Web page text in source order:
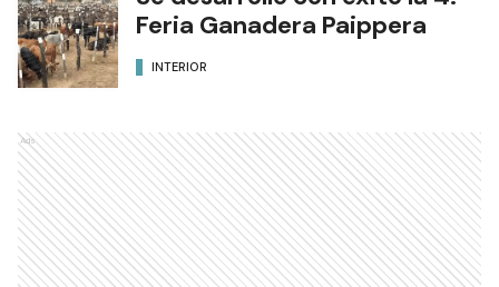
Feria Ganadera Paippera
INTERIOR
Ads